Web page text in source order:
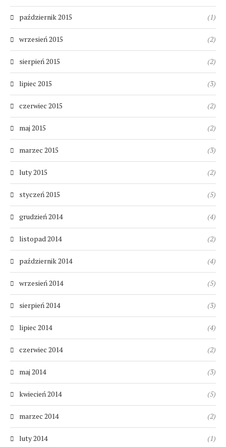
październik 2015 (1)
wrzesień 2015 (2)
sierpień 2015 (2)
lipiec 2015 (3)
czerwiec 2015 (2)
maj 2015 (2)
marzec 2015 (3)
luty 2015 (2)
styczeń 2015 (5)
grudzień 2014 (4)
listopad 2014 (2)
październik 2014 (4)
wrzesień 2014 (5)
sierpień 2014 (3)
lipiec 2014 (4)
czerwiec 2014 (2)
maj 2014 (3)
kwiecień 2014 (5)
marzec 2014 (2)
luty 2014 (1)